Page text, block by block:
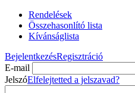
Rendelések
Összehasonlító lista
Kívánságlista
BejelentkezésRegisztráció
E-mail
JelszóElfelejtetted a jelszavad?